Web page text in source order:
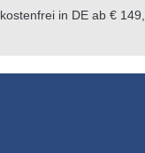
in DE ab €